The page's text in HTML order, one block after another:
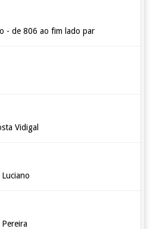
- de 806 ao fim lado par
Vidigal